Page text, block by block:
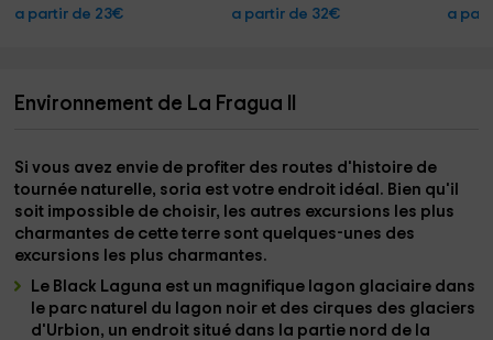
a partir de 23€ a partir de 32€ a
Environnement de La Fragua II
Si vous avez envie de profiter des routes d'histoire de
tournée naturelle, soria est votre endroit idéal. Bien qu'il
soit impossible de choisir, les autres excursions les plus
charmantes de cette terre sont quelques-unes des
excursions les plus charmantes.
Le Black Laguna est un magnifique lagon glaciaire dans
le parc naturel du lagon noir et des cirques des glaciers
d'Urbion, un endroit situé dans la partie nord de la